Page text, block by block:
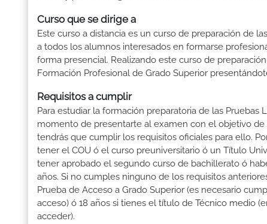
Curso que se dirige a
Este curso a distancia es un curso de preparación de
a todos los alumnos interesados en formarse
forma presencial. Realizando este curso de
Formación Profesional de Grado Superior
Requisitos a cumplir
Para estudiar la formación preparatoria de las
momento de presentarte al examen con el objetivo
tendrás que cumplir los requisitos oficiales para ello.
tener el COU ó el curso preuniversitario ó un Título
tener aprobado el segundo curso de bachillerato ó
años. Si no cumples ninguno de los requisitos
Prueba de Acceso a Grado Superior (es necesario
acceso) ó 18 años si tienes el título de Técnico medio
acceder).